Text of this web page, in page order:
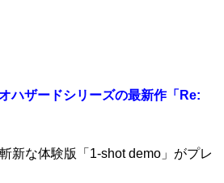
ハザードシリーズの最新作「Re:
新な体験版「1-shot demo」がプレ